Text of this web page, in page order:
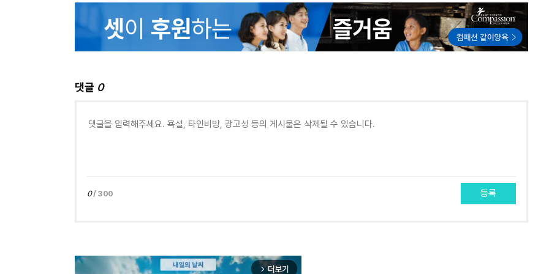
댓글 0
0/ 300 등록
arrow_forward_ios 더보기